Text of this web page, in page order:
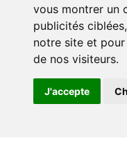
vous montrer un
publicités
notre site et
de nos visiteurs.
J'accepte
Mentions Légales